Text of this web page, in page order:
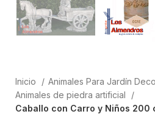
Inicio
Animales Para Jardín
Animales de piedra artificial
Caballo con Carro y Niños 200